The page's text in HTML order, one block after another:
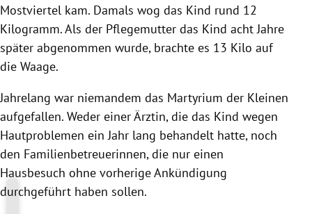
Mostviertel kam. Damals wog das Kind rund 12
Kilogramm. Als der Pflegemutter das Kind acht Jahre
später abgenommen wurde, brachte es 13 Kilo auf
die Waage.
Jahrelang war niemandem das Martyrium der Kleinen
aufgefallen. Weder einer Ärztin, die das Kind wegen
Hautproblemen ein Jahr lang behandelt hatte, noch
den Familienbetreuerinnen, die nur einen
Hausbesuch ohne vorherige Ankündigung
durchgeführt haben sollen.